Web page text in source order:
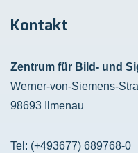
Kontakt
Zentrum für Bild- und
Werner-von-Siemens-
98693 Ilmenau
Tel: (+493677) 689768-0